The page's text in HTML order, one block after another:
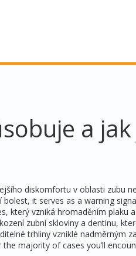
a jak
diskomfortu v oblasti zubu
bolest, it serves as a warning
který vzniká hromaděním plaku
zubní skloviny a dentinu,
trhliny vzniklé nadměrným
majority of cases you’ll